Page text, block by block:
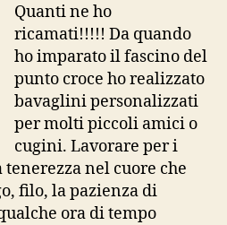
Quanti ne ho
ricamati!!!!! Da quando
ho imparato il fascino del
punto croce ho realizzato
bavaglini personalizzati
per molti piccoli amici o
cugini. Lavorare per i
nel cuore che
filo, la pazienza di
ora di tempo